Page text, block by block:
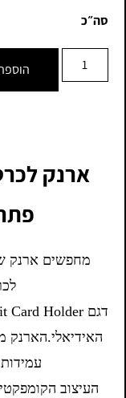
סה״כ
ארנק
מחפשים ארנק
העיצוב